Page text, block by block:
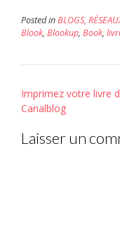
Posted inBLOGS,
Blook, Blookup, Book,
Post
navigation
Imprimez votre livre
Canalblog
Laisser un